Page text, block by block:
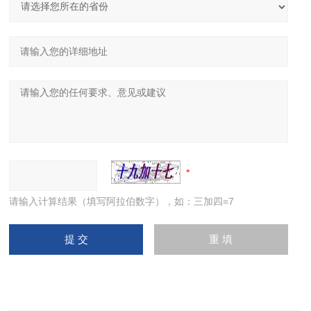
请输入计算结果（填写阿拉伯数字），如：三加四=7